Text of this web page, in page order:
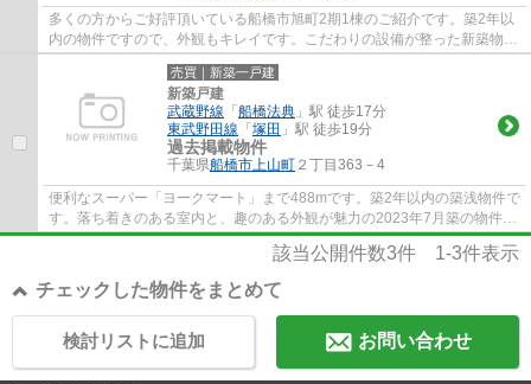
多くの方からご好評頂いている船橋市旭町2期1棟のご紹介です。築2年以
内の物件ですので、外観もキレイです。こだわりの設備が整った新築物件
です。2023年7月築の物件です。船橋市の東...
売買｜新築一戸建
新築戸建
武蔵野線 「 船橋法典 」駅 徒歩17分
東武野田線 「 塚田 」駅 徒歩19分
過去掲載物件
千葉県船橋市上山町 ２丁目363－4
便利なスーパー「ヨークマート」まで488mです。築2年以内の築浅物件で
す。落ち着きのある室内と、趣のある外観が魅力の2023年7月築の物件で
す。内外装共に綺麗な新築戸建ての物件はい...
該当公開件数3件 1-3件表示
チェックした物件をまとめて
お問い合わせ
検討リストに追加